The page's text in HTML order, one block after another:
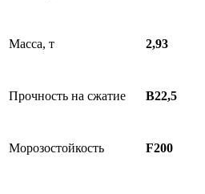
Масса, т 2,93
Прочность на сжатие В22,5
Морозостойкость F200